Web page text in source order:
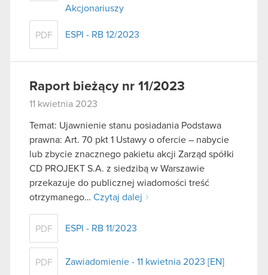
Akcjonariuszy
PDF ESPI - RB 12/2023
Raport bieżący nr 11/2023
11 kwietnia 2023
Temat: Ujawnienie stanu posiadania Podstawa
prawna: Art. 70 pkt 1 Ustawy o ofercie – nabycie
lub zbycie znacznego pakietu akcji Zarząd spółki
CD PROJEKT S.A. z siedzibą w Warszawie
przekazuje do publicznej wiadomości treść
otrzymanego… Czytaj dalej
PDF ESPI - RB 11/2023
PDF Zawiadomienie - 11 kwietnia 2023 [EN]